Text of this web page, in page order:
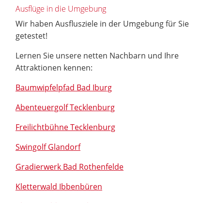
Ausflüge in die Umgebung
Wir haben Ausflusziele in der Umgebung für Sie
getestet!
Lernen Sie unsere netten Nachbarn und Ihre
Attraktionen kennen:
Baumwipfelpfad Bad Iburg
Abenteuergolf Tecklenburg
Freilichtbühne Tecklenburg
Swingolf Glandorf
Gradierwerk Bad Rothenfelde
Kletterwald Ibbenbüren